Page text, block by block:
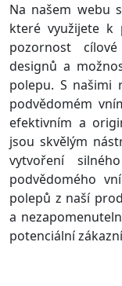
Na našem webu
které využijete k
pozornost
designů a
polepu. S našimi
podvědomém
efektivním a
jsou skvělým
vytvoření
podvědomého
polepů z naší
a
potenciální